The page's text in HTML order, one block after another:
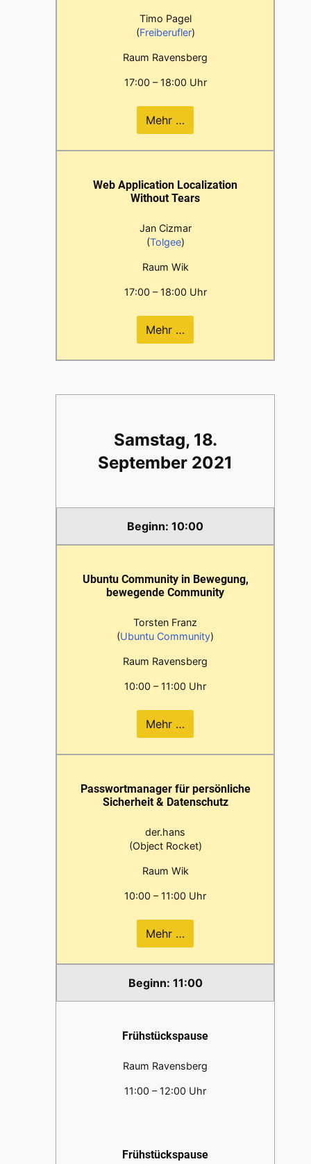
Timo Pagel
(Freiberufler)
Raum Ravensberg
17:00 – 18:00 Uhr
Mehr …
Web Application Localization
Without Tears
Jan Cizmar
(Tolgee)
Raum Wik
17:00 – 18:00 Uhr
Mehr …
Samstag, 18.
September 2021
10:00
Ubuntu Community in Bewegung,
bewegende Community
Torsten Franz
(Ubuntu Community)
Raum Ravensberg
10:00 – 11:00 Uhr
Mehr …
Passwortmanager für persönliche
Sicherheit & Datenschutz
der.hans
(Object Rocket)
Raum Wik
10:00 – 11:00 Uhr
Mehr …
11:00
Frühstückspause
Raum Ravensberg
11:00 – 12:00 Uhr
Frühstückspause